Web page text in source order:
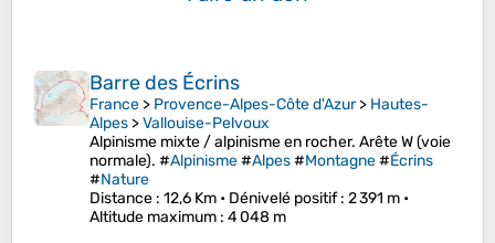
Barre des Écrins
France > Provence-Alpes-Côte d'Azur> Hautes-
Alpes >Vallouise-Pelvoux
Alpinisme mixte / alpinisme en rocher. Arête W (voie
normale). #Alpinisme#Alpes#Montagne#Écrins
#Nature
Distance : 12,6 Km • Dénivelé positif: 2 391 m •
Altitude maximum : 4 048 m